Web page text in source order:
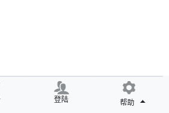
登陆 帮助